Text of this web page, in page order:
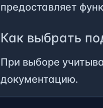
предоставляет
Как выбрать
При выборе
документацию.